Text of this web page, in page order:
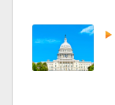
立、原軍委
備發展部部
前空軍政委
南部戰區司